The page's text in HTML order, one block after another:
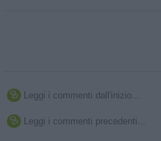
 Leggi i commenti dall'inizio...
 Leggi i commenti precedenti...